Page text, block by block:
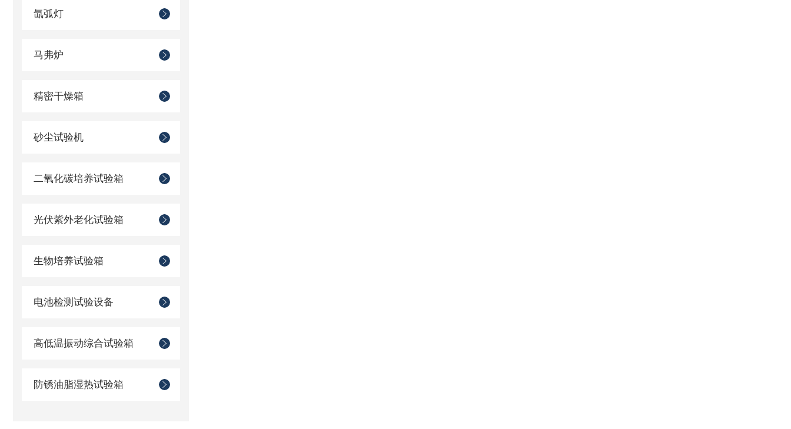
氙弧灯
马弗炉
精密干燥箱
砂尘试验机
二氧化碳培养试验箱
光伏紫外老化试验箱
生物培养试验箱
电池检测试验设备
高低温振动综合试验箱
防锈油脂湿热试验箱